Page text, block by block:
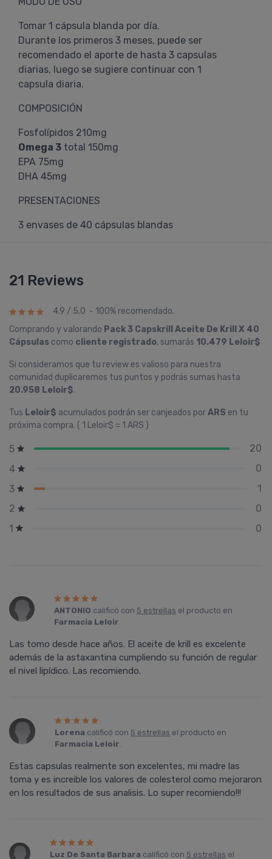
Tomar 1 cápsula blanda por día.
Durante los primeros 3 meses, puede ser
recomendado el aporte de hasta 3 capsulas
diarias, luego se sugiere continuar con 1
capsula diaria.
COMPOSICIÓN
Fosfolípidos 210mg
Omega 3 total 150mg
EPA 75mg
DHA 45mg
PRESENTACIONES
3 envases de 40 cápsulas blandas
21 Reviews
4.9 / 5.0 - 100% recomendado.
Comprando y valorando Pack 3 Capskrill Aceite De Krill X 40
Cápsulas como cliente registrado, sumarás 10.479 Leloir$
Si consideramos que tu review es valioso para nuestra
comunidad duplicaremos tus puntos y podrás sumas hasta
20.958 Leloir$.
Tus Leloir$ acumulados podrán ser canjeados porARS en tu
próxima compra. ( 1 Leloir$ = 1 ARS )
5
20
4
0
3
1
2
0
1
0
ANTONIO calificó con 5 estrellas el producto en
Farmacia Leloir.
Las tomo desde hace años. El aceite de krill es excelente
además de la astaxantina cumpliendo su función de regular
el nivel lipídico. Las recomiendo.
Lorena calificó con 5 estrellas el producto en
Farmacia Leloir.
Estas capsulas realmente son excelentes, mi madre las
toma y es increible los valores de colesterol como mejoraron
en los resultados de sus analisis. Lo super recomiendo!!!
Luz De Santa Barbara calificó con 5 estrellas el